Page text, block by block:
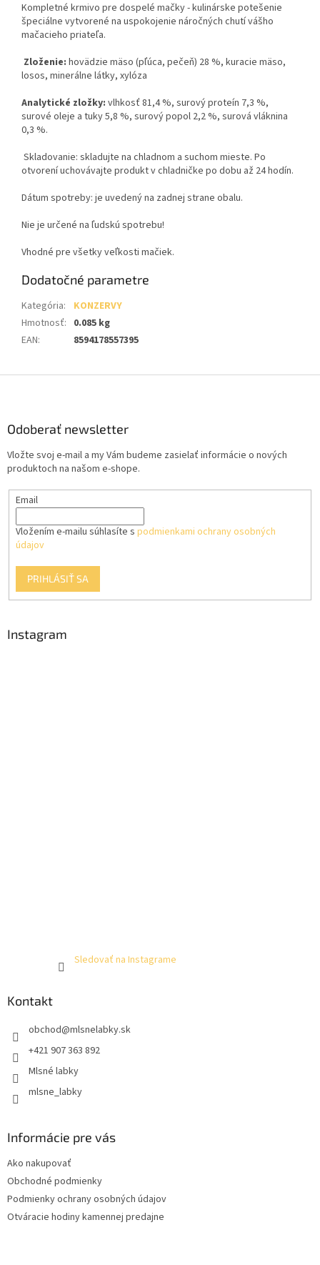
Kompletné krmivo pre dospelé mačky - kulinárske potešenie
špeciálne vytvorené na uspokojenie náročných chutí vášho
mačacieho priateľa.
Zloženie: hovädzie mäso (pľúca, pečeň) 28 %, kuracie mäso,
losos, minerálne látky, xylóza
Analytické zložky: vlhkosť 81,4 %, surový proteín 7,3 %,
surové oleje a tuky 5,8 %, surový popol 2,2 %, surová vláknina
0,3 %.
Skladovanie: skladujte na chladnom a suchom mieste. Po
otvorení uchovávajte produkt v chladničke po dobu až 24 hodín.
Dátum spotreby: je uvedený na zadnej strane obalu.
Nie je určené na ľudskú spotrebu!
Vhodné pre všetky veľkosti mačiek.
Dodatočné parametre
Kategória:
KONZERVY
Hmotnosť: 0.085 kg
EAN: 8594178557395
Odoberať newsletter
Vložte svoj e-mail a my Vám budeme zasielať informácie o nových
produktoch na našom e-shope.
Email
Vložením e-mailu súhlasíte s podmienkami ochrany osobných
údajov
PRIHLÁSIŤ SA
Instagram
Sledovať na Instagrame
Kontakt
obchod@mlsnelabky.sk
+421 907 363 892
Mlsné labky
mlsne_labky
Informácie pre vás
Ako nakupovať
Obchodné podmienky
Podmienky ochrany osobných údajov
Otváracie hodiny kamennej predajne